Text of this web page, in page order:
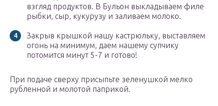
взгляд продуктов. В Бульон выкладываем филе
рыбки, сыр, кукурузу и заливаем молоко.
Закрыв крышкой нашу кастрюльку, выставляем
огонь на минимум, даем нашему супчику
потомится минут 5-7 и готово!
При подаче сверху присыпьте зеленушкой мелко
рубленной и молотой паприкой.